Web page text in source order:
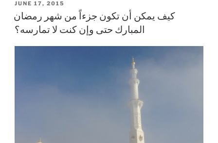
POSTED
ON
JUNE 17, 2015
كيف يمكن أن تكون جزءاً من شهر رمضان
المبارك حتى وإن كنت لا تمارسه؟